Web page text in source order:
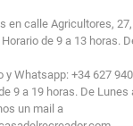
en calle Agricultores,
Horario de 9 a 13 horas.
y Whatsapp: +34 627
9 a 19 horas. De Lunes
un mail a